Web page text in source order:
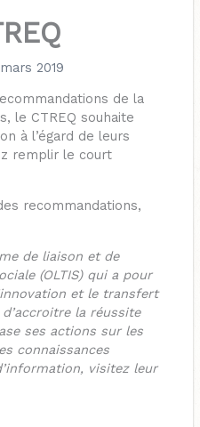
2019
de la
le CTREQ souhaite
à l’égard de leurs
remplir le court
recommandations,
de liaison et de
(OLTIS) qui a pour
et le transfert
la réussite
ses actions sur les
connaissances
visitez leur